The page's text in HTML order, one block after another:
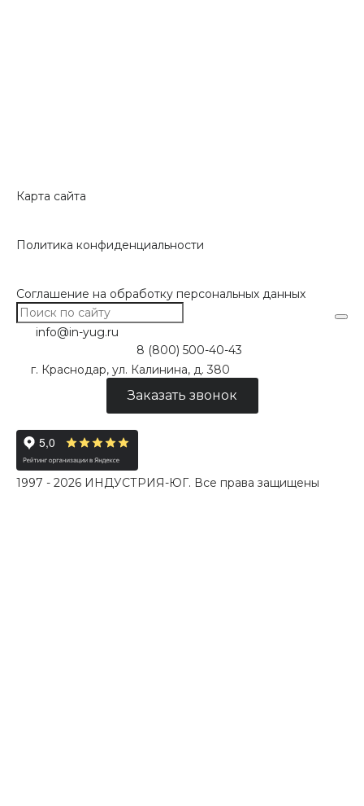
Карта сайта
Политика конфиденциальности
Соглашение на обработку персональных данных
info@in-yug.ru
8 (800) 500-40-43
г. Краснодар, ул. Калинина, д. 380
Заказать звонок
1997 - 2026 ИНДУСТРИЯ-ЮГ. Все права защищены